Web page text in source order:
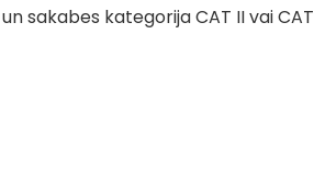
sakabes kategorija CAT II vai CAT